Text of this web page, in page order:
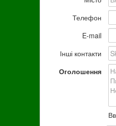
Телефон
E-mail
Інші контакти
Оголошення